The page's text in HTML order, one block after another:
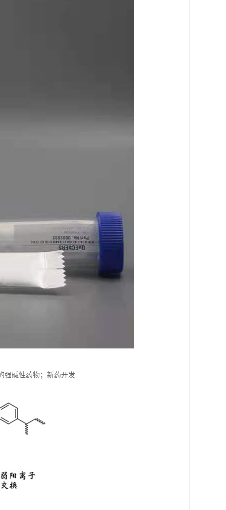
强碱性药物；新药开发